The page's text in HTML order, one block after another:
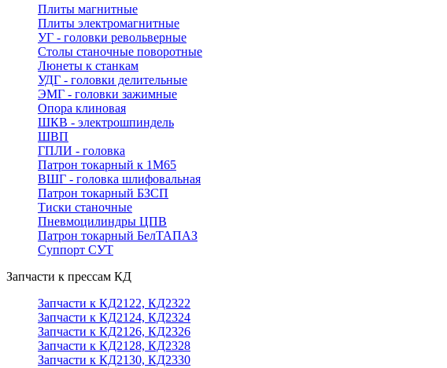
Плиты магнитные
Плиты электромагнитные
УГ - головки револьверные
Столы станочные поворотные
Люнеты к станкам
УДГ - головки делительные
ЭМГ - головки зажимные
Опора клиновая
ШКВ - электрошпиндель
ШВП
ГПЛИ - головка
Патрон токарный к 1М65
ВШГ - головка шлифовальная
Патрон токарный БЗСП
Тиски станочные
Пневмоцилиндры ЦПВ
Патрон токарный БелТАПАЗ
Суппорт СУТ
Запчасти к прессам КД
Запчасти к КД2122, КД2322
Запчасти к КД2124, КД2324
Запчасти к КД2126, КД2326
Запчасти к КД2128, КД2328
Запчасти к КД2130, КД2330